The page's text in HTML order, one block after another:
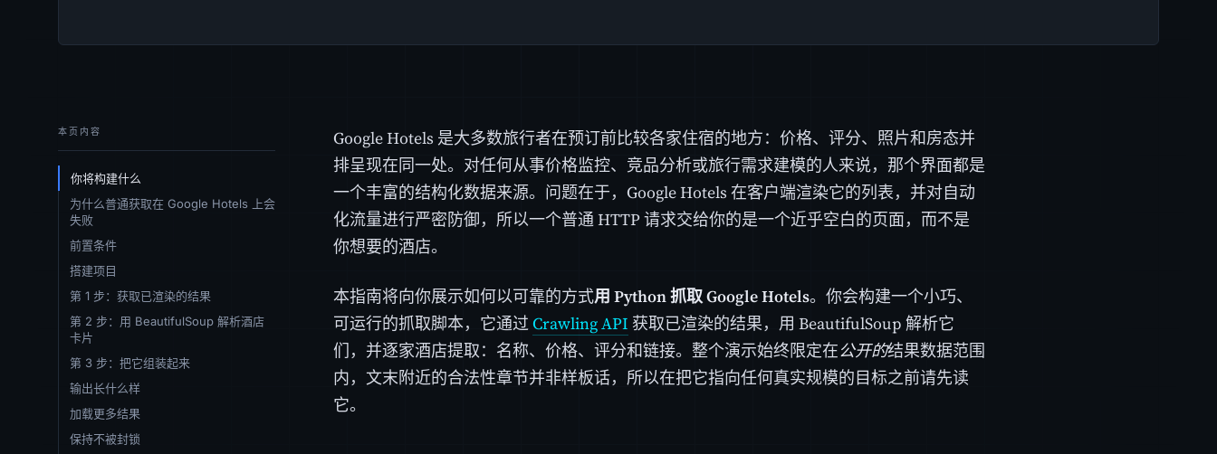
本页内容
你将构建什么
为什么普通获取在 Google Hotels 上会
失败
前置条件
搭建项目
第 1 步：获取已渲染的结果
第 2 步：用 BeautifulSoup 解析酒店
卡片
第 3 步：把它组装起来
输出长什么样
加载更多结果
保持不被封锁
Google Hotels 是大多数旅行者在预订前比较各家住宿的地方：价格、评分、照片和房态并
排呈现在同一处。对任何从事价格监控、竞品分析或旅行需求建模的人来说，那个界面都是
一个丰富的结构化数据来源。问题在于，Google Hotels 在客户端渲染它的列表，并对自动
化流量进行严密防御，所以一个普通 HTTP 请求交给你的是一个近乎空白的页面，而不是
你想要的酒店。
本指南将向你展示如何以可靠的方式用 Python 抓取 Google Hotels。你会构建一个小巧、
可运行的抓取脚本，它通过Crawling API 获取已渲染的结果，用 BeautifulSoup 解析它
们，并逐家酒店提取：名称、价格、评分和链接。整个演示始终限定在公开的结果数据范围
内，文末附近的合法性章节并非样板话，所以在把它指向任何真实规模的目标之前请先读
它。